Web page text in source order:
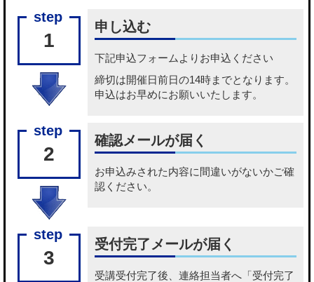
1
申し込む
下記申込フォーム よりお申込ください
締切は開催日前日の14時までとなります。
申込はお早めにお願いいたします。
2
確認メールが届く
お申込みされた内容に間違いがないかご確
認ください。
3
受付完了メールが届く
受講受付完了後、連絡担当者へ「受付完了